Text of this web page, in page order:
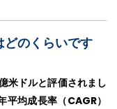
のくらいです
米ドルと評価されまし
均成長率（CAGR）